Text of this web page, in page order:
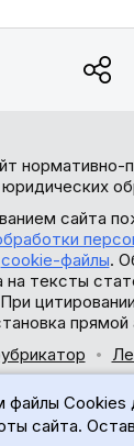
нормативно-
юридических
сайта
cookie-файлы.
на тексты
© 2017-
файлы Cookies
сайта.